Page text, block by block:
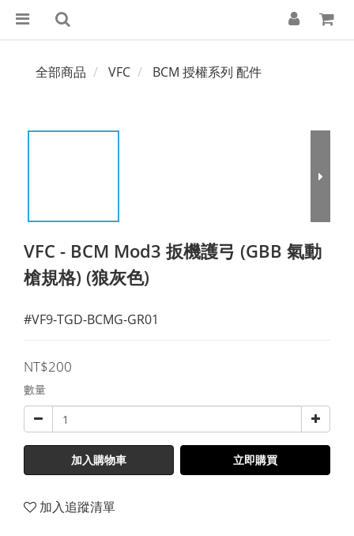
全部商品 VFC BCM 授權系列 配件
VFC - BCM Mod3 扳機護弓 (GBB 氣動
槍規格) (狼灰色)
#VF9-TGD-BCMG-GR01
NT$200
數量
加入購物車 立即購買
加入追蹤清單